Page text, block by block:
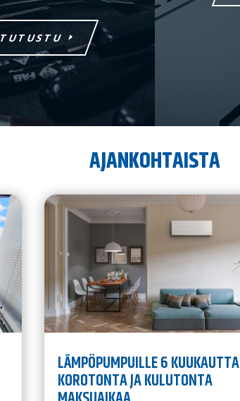
TUTUSTU
AJANKOHTAISTA
LÄMPÖPUMPUILLE 6 KUUKAUTTA
KOROTONTA JA KULUTONTA